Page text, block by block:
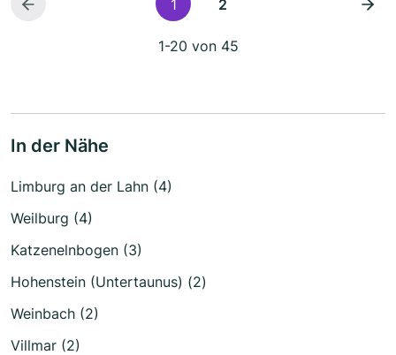
1 2
1-20 von 45
In der Nähe
Limburg an der Lahn (4)
Weilburg (4)
Katzenelnbogen (3)
Hohenstein (Untertaunus) (2)
Weinbach (2)
Villmar (2)